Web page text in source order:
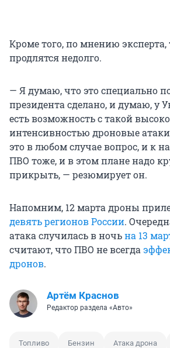
Кроме того, по мнению
продлятся недолго.
— Я думаю, что это специально
президента сделано, и думаю, у
есть возможность с такой
интенсивностью дроновые
это в любом случае вопрос, и к
ПВО тоже, и в этом плане надо
прикрыть, — резюмирует он.
Напомним, 12 марта дроны
девять регионов России.
атака случилась в ночьна 13
считают, что ПВО не всегда
дронов.
Артём Краснов
Редактор раздела «Авто»
Топливо Бензин Атака дрона